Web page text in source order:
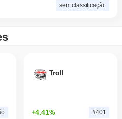
sem classificação
Troll
+4.41% #401